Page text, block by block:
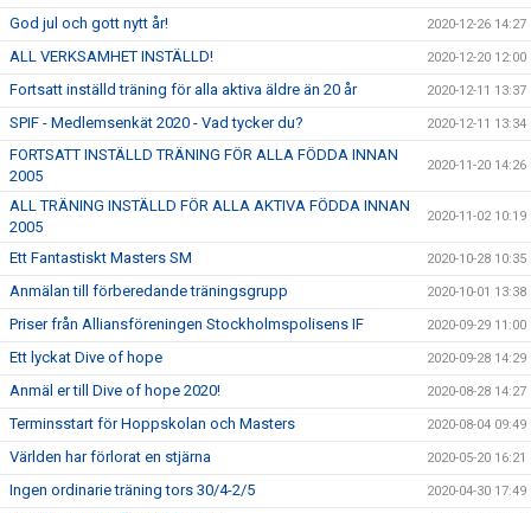
God jul och gott nytt år! 2020-12-26 14:27
ALL VERKSAMHET INSTÄLLD! 2020-12-20 12:00
Fortsatt inställd träning för alla aktiva äldre än 20 år 2020-12-11 13:37
SPIF - Medlemsenkät 2020 - Vad tycker du? 2020-12-11 13:34
FORTSATT INSTÄLLD TRÄNING FÖR ALLA FÖDDA INNAN
2005
2020-11-20 14:26
ALL TRÄNING INSTÄLLD FÖR ALLA AKTIVA FÖDDA INNAN
2005
2020-11-02 10:19
Ett Fantastiskt Masters SM 2020-10-28 10:35
Anmälan till förberedande träningsgrupp 2020-10-01 13:38
Priser från Alliansföreningen Stockholmspolisens IF 2020-09-29 11:00
Ett lyckat Dive of hope 2020-09-28 14:29
Anmäl er till Dive of hope 2020! 2020-08-28 14:27
Terminsstart för Hoppskolan och Masters 2020-08-04 09:49
Världen har förlorat en stjärna 2020-05-20 16:21
Ingen ordinarie träning tors 30/4-2/5 2020-04-30 17:49